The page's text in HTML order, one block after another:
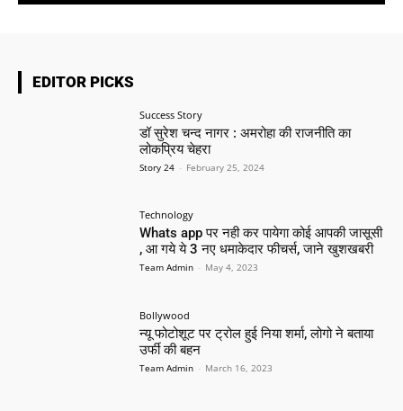
EDITOR PICKS
Success Story
डॉ सुरेश चन्द नागर : अमरोहा की राजनीति का
लोकप्रिय चेहरा
Story 24 - February 25, 2024
Technology
Whats app पर नही कर पायेगा कोई आपकी जासूसी
, आ गये ये 3 नए धमाकेदार फीचर्स, जाने खुशखबरी
Team Admin - May 4, 2023
Bollywood
न्यू फोटोशूट पर ट्रोल हुई निया शर्मा, लोगो ने बताया
उर्फी की बहन
Team Admin - March 16, 2023